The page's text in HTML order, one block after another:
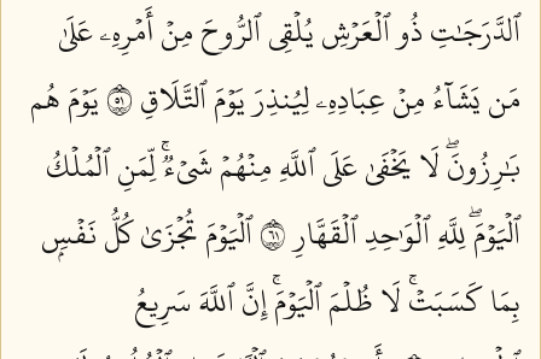
ٱلدَّرَجَٰتِ ذُو ٱلۡعَرۡشِ يُلۡقِي ٱلرُّوحَ مِنۡ أَمۡرِهِۦ عَلَىٰ
مَن يَشَآءُ مِنۡ عِبَادِهِۦ لِيُنذِرَ يَوۡمَ ٱلتَّلَاقِ ١٥
يَوۡمَ هُم
بَٰرِزُونَۖ لَا يَخۡفَىٰ عَلَى ٱللَّهِ مِنۡهُمۡ شَيۡءٞۚ لِّمَنِ ٱلۡمُلۡكُ
ٱلۡيَوۡمَۖ لِلَّهِ ٱلۡوَٰحِدِ ٱلۡقَهَّارِ ١٦
ٱلۡيَوۡمَ تُجۡزَىٰ كُلُّ نَفۡسِۭ
بِمَا كَسَبَتۡۚ لَا ظُلۡمَ ٱلۡيَوۡمَۚ إِنَّ ٱللَّهَ سَرِيعُ